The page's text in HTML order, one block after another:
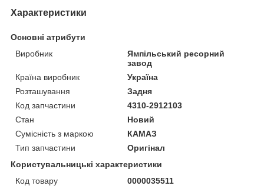
Характеристики
Основні атрибути
Виробник
Ямпільський ресорний
завод
Країна виробник
Україна
Розташування
Задня
Код запчастини
4310-2912103
Стан
Новий
Сумісність з маркою
КАМАЗ
Тип запчастини
Оригінал
Користувальницькі характеристики
Код товару
0000035511